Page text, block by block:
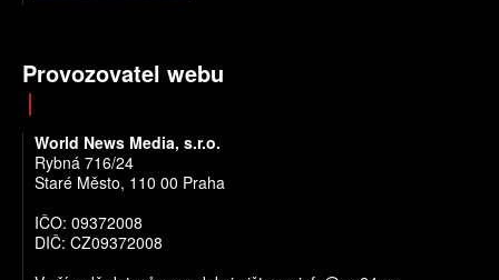
Provozovatel webu
World News Media, s.r.o.
Rybná 716/24
Staré Město, 110 00 Praha
IČO: 09372008
DIČ: CZ09372008